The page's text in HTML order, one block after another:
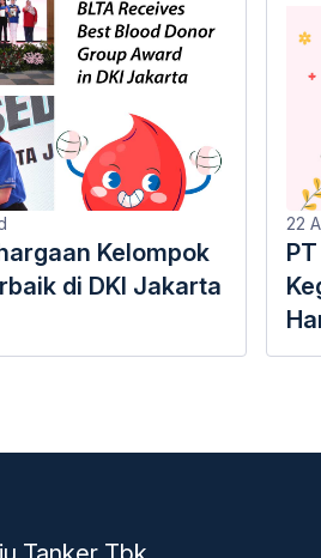
Kelompok
di DKI Jakarta
22